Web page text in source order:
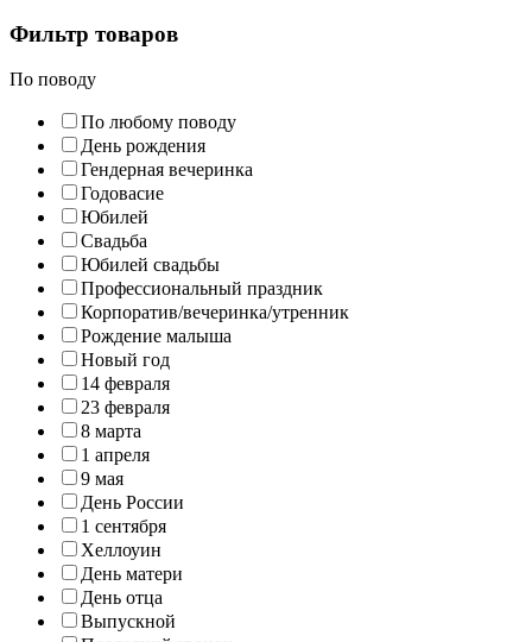
Фильтр товаров
По поводу
По любому поводу
День рождения
Гендерная вечеринка
Годовасие
Юбилей
Свадьба
Юбилей свадьбы
Профессиональный праздник
Корпоратив/вечеринка/утренник
Рождение малыша
Новый год
14 февраля
23 февраля
8 марта
1 апреля
9 мая
День России
1 сентября
Хеллоуин
День матери
День отца
Выпускной